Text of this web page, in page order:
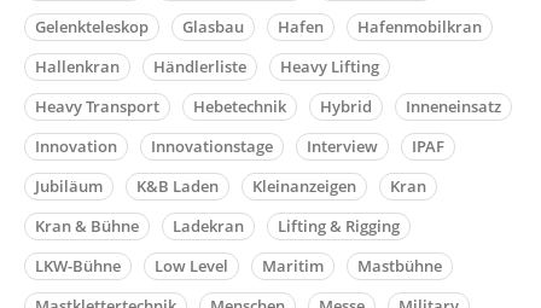
Gelenkteleskop
Glasbau Hafen
Hafenmobilkran
Hallenkran
Händlerliste
Heavy Lifting
Heavy Transport
Hebetechnik Hybrid
Inneneinsatz
Innovation
Innovationstage Interview
IPAF
Jubiläum
K&B Laden Kleinanzeigen
Kran
Kran & Bühne
Ladekran
Lifting & Rigging
LKW-Bühne
Low Level Maritim
Mastbühne